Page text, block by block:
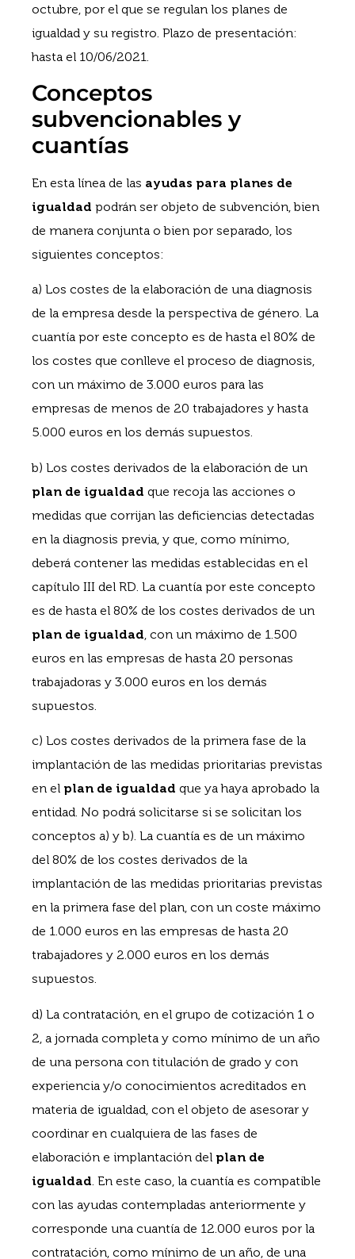
octubre, por el que se regulan los planes de
igualdad y su registro. Plazo de presentación:
hasta el 10/06/2021.
Conceptos
subvencionables y
cuantías
En esta línea de las ayudas para planes de
igualdad podrán ser objeto de subvención, bien
de manera conjunta o bien por separado, los
siguientes conceptos:
a) Los costes de la elaboración de una diagnosis
de la empresa desde la perspectiva de género. La
cuantía por este concepto es de hasta el 80% de
los costes que conlleve el proceso de diagnosis,
con un máximo de 3.000 euros para las
empresas de menos de 20 trabajadores y hasta
5.000 euros en los demás supuestos.
b) Los costes derivados de la elaboración de un
plan de igualdad que recoja las acciones o
medidas que corrijan las deficiencias detectadas
en la diagnosis previa, y que, como mínimo,
deberá contener las medidas establecidas en el
capítulo III del RD. La cuantía por este concepto
es de hasta el 80% de los costes derivados de un
plan de igualdad , con un máximo de 1.500
euros en las empresas de hasta 20 personas
trabajadoras y 3.000 euros en los demás
supuestos.
c) Los costes derivados de la primera fase de la
implantación de las medidas prioritarias previstas
en el plan de igualdad que ya haya aprobado la
entidad. No podrá solicitarse si se solicitan los
conceptos a) y b). La cuantía es de un máximo
del 80% de los costes derivados de la
implantación de las medidas prioritarias previstas
en la primera fase del plan, con un coste máximo
de 1.000 euros en las empresas de hasta 20
trabajadores y 2.000 euros en los demás
supuestos.
d) La contratación, en el grupo de cotización 1 o
2, a jornada completa y como mínimo de un año
de una persona con titulación de grado y con
experiencia y/o conocimientos acreditados en
materia de igualdad, con el objeto de asesorar y
coordinar en cualquiera de las fases de
elaboración e implantación del plan de
igualdad . En este caso, la cuantía es compatible
con las ayudas contempladas anteriormente y
corresponde una cuantía de 12.000 euros por la
contratación, como mínimo de un año, de una